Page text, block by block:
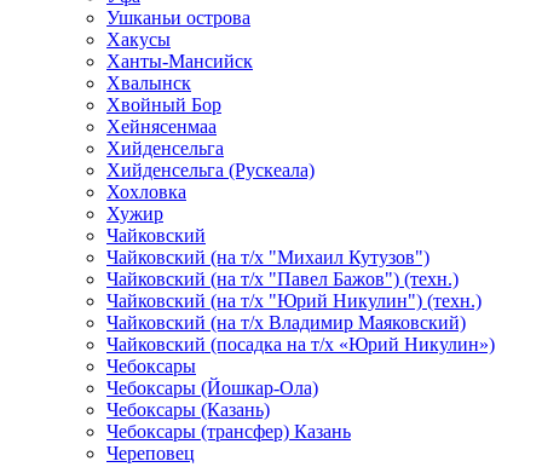
Ушканьи острова
Хакусы
Ханты-Мансийск
Хвалынск
Хвойный Бор
Хейнясенмаа
Хийденсельга
Хийденсельга (Рускеала)
Хохловка
Хужир
Чайковский
Чайковский (на т/х "Михаил Кутузов")
Чайковский (на т/х "Павел Бажов") (техн.)
Чайковский (на т/х "Юрий Никулин") (техн.)
Чайковский (на т/х Владимир Маяковский)
Чайковский (посадка на т/х «Юрий Никулин»)
Чебоксары
Чебоксары (Йошкар-Ола)
Чебоксары (Казань)
Чебоксары (трансфер) Казань
Череповец